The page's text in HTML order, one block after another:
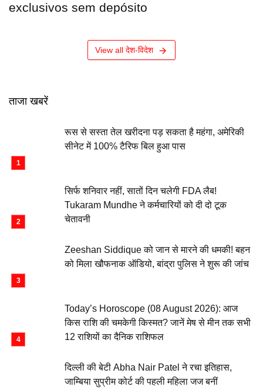
exclusivos sem depósito
View all देश-विदेश
ताजा खबरें
रूस से सस्ता तेल खरीदना पड़ सकता है महंगा, अमेरिकी
सीनेट में 100% टैरिफ बिल हुआ पास
सिर्फ शनिवार नहीं, सातों दिन चलेगी FDA लैब!
Tukaram Mundhe ने कर्मचारियों को दी दो टूक
चेतावनी
Zeeshan Siddique को जान से मारने की धमकी! बहन
को मिला खौफनाक ऑडियो, बांद्रा पुलिस ने शुरू की जांच
Today’s Horoscope (08 August 2026): आज
किस राशि की चमकेगी किस्मत? जानें मेष से मीन तक सभी
12 राशियों का दैनिक राशिफल
दिल्ली की बेटी Abha Nair Patel ने रचा इतिहास,
जाम्बिया सुप्रीम कोर्ट की पहली महिला जज बनीं